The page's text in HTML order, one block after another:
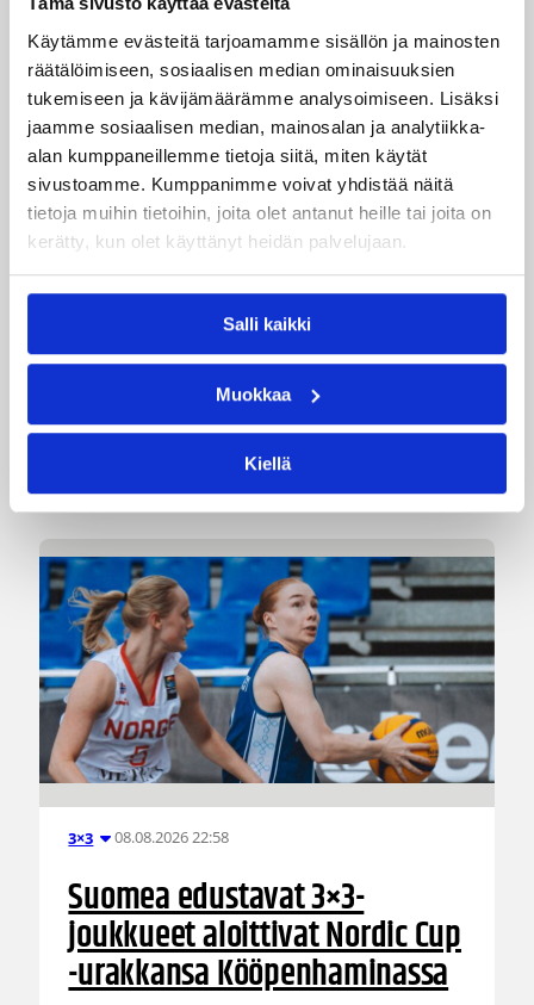
Käytämme evästeitä tarjoamamme sisällön ja mainosten
räätälöimiseen, sosiaalisen median ominaisuuksien
tukemiseen ja kävijämäärämme analysoimiseen. Lisäksi
jaamme sosiaalisen median, mainosalan ja analytiikka-
alan kumppaneillemme tietoja siitä, miten käytät
sivustoamme. Kumppanimme voivat yhdistää näitä
tietoja muihin tietoihin, joita olet antanut heille tai joita on
kerätty, kun olet käyttänyt heidän palvelujaan.
Salli kaikki
Muokkaa
Kiellä
Henkilöt
Fiifi Aidoo
Kategoriat
Maajoukkue Maajoukkueet
Pääjuttu
Suomalaiset ulkomailla
Katso myös
3×3 08.08.2026 22:58
Suomea edustavat 3×3-
joukkueet aloittivat Nordic Cup
-urakkansa Kööpenhaminassa